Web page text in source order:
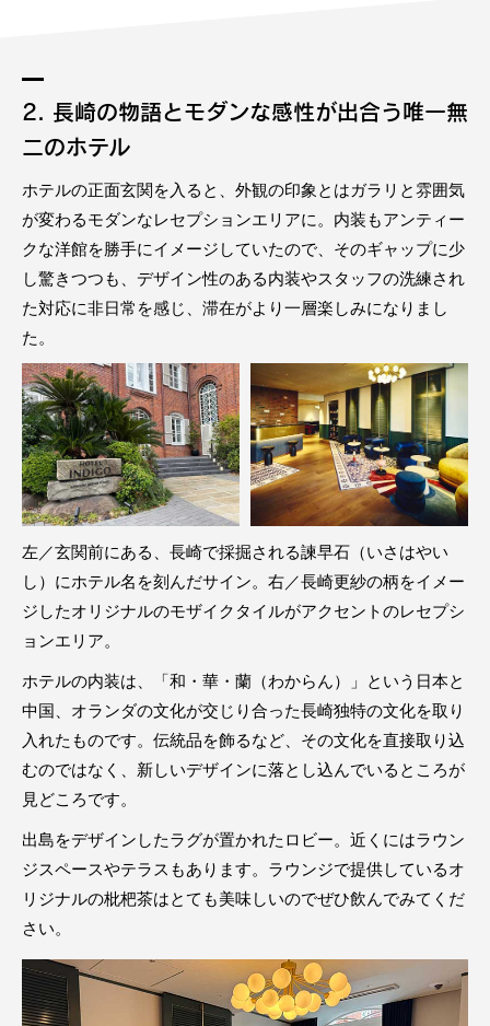
2. 長崎の物語とモダンな感性が出合う唯一無
二のホテル
ホテルの正面玄関を入ると、外観の印象とはガラリと雰囲気
が変わるモダンなレセプションエリアに。内装もアンティー
クな洋館を勝手にイメージしていたので、そのギャップに少
し驚きつつも、デザイン性のある内装やスタッフの洗練され
た対応に非日常を感じ、滞在がより一層楽しみになりまし
た。
左／玄関前にある、長崎で採掘される諫早石（いさはやい
し）にホテル名を刻んだサイン。右／長崎更紗の柄をイメー
ジしたオリジナルのモザイクタイルがアクセントのレセプシ
ョンエリア。
ホテルの内装は、「和・華・蘭（わからん）」という日本と
中国、オランダの文化が交じり合った長崎独特の文化を取り
入れたものです。伝統品を飾るなど、その文化を直接取り込
むのではなく、新しいデザインに落とし込んでいるところが
見どころです。
出島をデザインしたラグが置かれたロビー。近くにはラウン
ジスペースやテラスもあります。ラウンジで提供しているオ
リジナルの枇杷茶はとても美味しいのでぜひ飲んでみてくだ
さい。